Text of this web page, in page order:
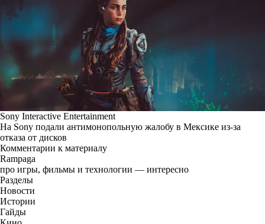
Sony Interactive Entertainment
На Sony подали антимонопольную жалобу в Мексике из-за
отказа от дисков
Комментарии к материалу
Rampaga
про игры, фильмы и технологии — интересно
Разделы
Новости
Истории
Гайды